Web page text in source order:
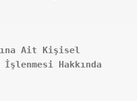
Ait Kişisel
Hakkında